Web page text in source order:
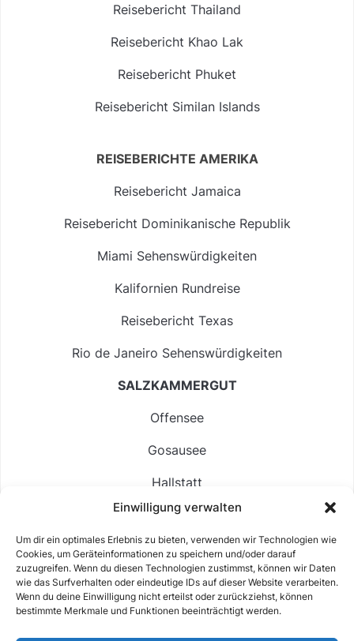
Einwilligung verwalten
Um dir ein optimales Erlebnis zu bieten, verwenden wir Technologien wie
Cookies, um Geräteinformationen zu speichern und/oder darauf
zuzugreifen. Wenn du diesen Technologien zustimmst, können wir Daten
wie das Surfverhalten oder eindeutige IDs auf dieser Website verarbeiten.
Wenn du deine Einwilligung nicht erteilst oder zurückziehst, können
bestimmte Merkmale und Funktionen beeinträchtigt werden.
Reisebericht Thailand
Reisebericht Khao Lak
Reisebericht Phuket
Reisebericht Similan Islands
REISEBERICHTE AMERIKA
Reisebericht Jamaica
Reisebericht Dominikanische Republik
Miami Sehenswürdigkeiten
Kalifornien Rundreise
Reisebericht Texas
Rio de Janeiro Sehenswürdigkeiten
SALZKAMMERGUT
Offensee
Gosausee
Hallstatt
Langbathsee
Altausseer See
Hintersee